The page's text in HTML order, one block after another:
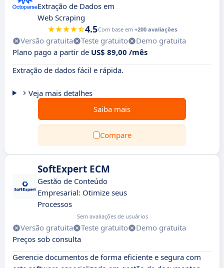
Extração de Dados em
Web Scraping
4.5Com base em +200 avaliações
Versão gratuita Teste gratuito
Demo gratuita
Plano pago a partir de US$ 89,00 /mês
Extração de dados fácil e rápida.
Veja mais detalhes
Saiba mais
Compare
SoftExpert ECM
Gestão de Conteúdo
Empresarial: Otimize seus
Processos
Sem avaliações de usuários
Versão gratuita Teste gratuito
Demo gratuita
Preços sob consulta
Gerencie documentos de forma eficiente e segura com